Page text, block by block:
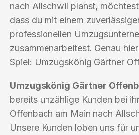
nach Allschwil planst,
dass du mit einem
professionellen
zusammenarbeitest. Genau
Spiel: Umzugskönig Gärtner
Umzugskönig Gärtner
bereits unzählige Kunden bei
Offenbach am Main nach
Unsere Kunden loben uns für